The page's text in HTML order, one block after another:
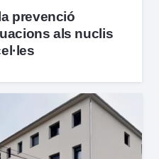
prevenció
als nuclis